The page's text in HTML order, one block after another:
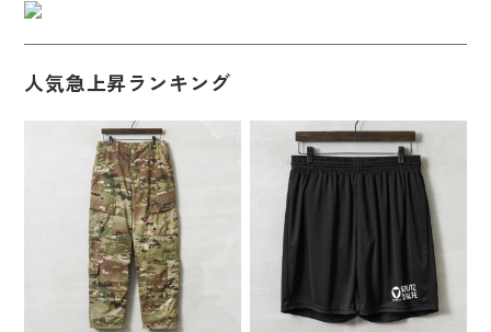
人気急上昇ランキング